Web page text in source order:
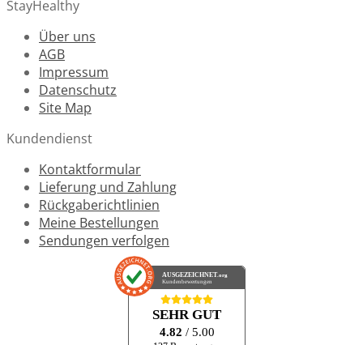
StayHealthy
Über uns
AGB
Impressum
Datenschutz
Site Map
Kundendienst
Kontaktformular
Lieferung und Zahlung
Rückgaberichtlinien
Meine Bestellungen
Sendungen verfolgen
AUSGEZEICHNET .org
Kundenbewertungen
SEHR GUT
4.82 / 5.00